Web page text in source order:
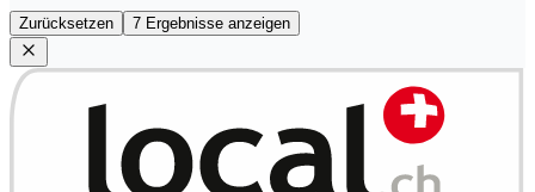
Zurücksetzen 7 Ergebnisse anzeigen